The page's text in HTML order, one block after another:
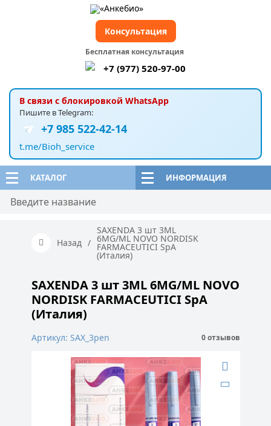
КАТАЛОГ ИНФОРМАЦИЯ
В связи с блокировкой WhatsApp
Пишите в Telegram:
+7 985 522-42-14
t.me/Bioh_service
Бесплатная консультация
+7 (977) 520-97-00
Консультация
Назад /
SAXENDA 3 шт 3ML
6MG/ML NOVO NORDISK
FARMACEUTICI SpA
(Италия)
SAXENDA 3 шт 3ML 6MG/ML NOVO
NORDISK FARMACEUTICI SpA
(Италия)
Артикул: SAX_3pen 0 отзывов